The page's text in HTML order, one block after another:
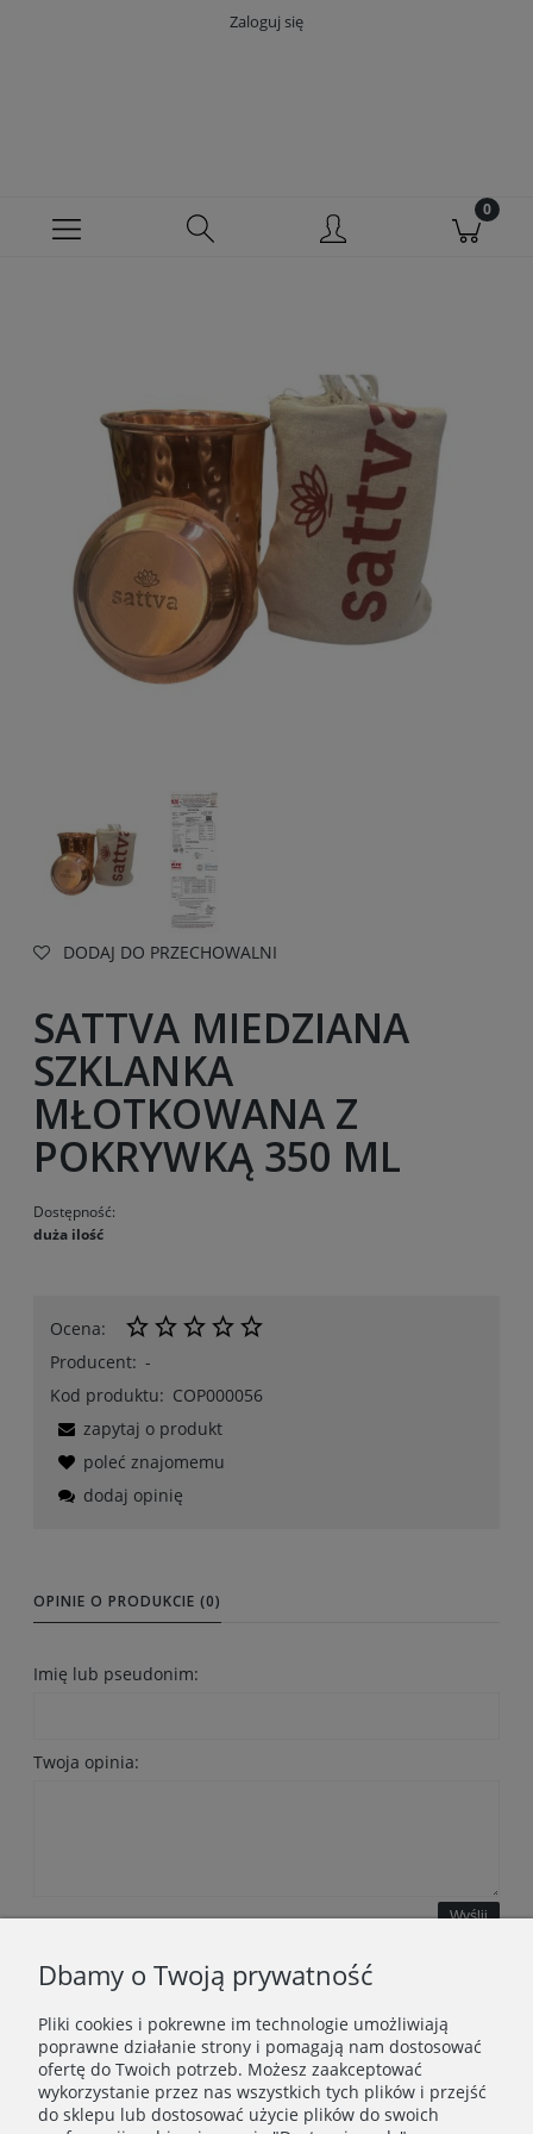
Zaloguj się
DODAJ DO PRZECHOWALNI
SATTVA MIEDZIANA
SZKLANKA
MŁOTKOWANA Z
POKRYWKĄ 350 ML
Dostępność:
duża ilość
Ocena:
Producent: -
Kod produktu: COP000056
zapytaj o produkt
poleć znajomemu
dodaj opinię
OPINIE O PRODUKCIE (0)
Imię lub pseudonim:
Twoja opinia:
Wyślij
WAŻNE INFORMACJE
POLECANE STRONY
Dbamy o Twoją prywatność
Pliki cookies i pokrewne im technologie umożliwiają
poprawne działanie strony i pomagają nam dostosować
ofertę do Twoich potrzeb. Możesz zaakceptować
wykorzystanie przez nas wszystkich tych plików i przejść
do sklepu lub dostosować użycie plików do swoich